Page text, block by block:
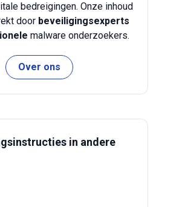
bedreigingen. Onze inhoud
door beveiligingsexperts
malware onderzoekers.
Over ons
in andere